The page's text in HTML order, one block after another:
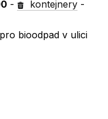
- kontejnery -
bioodpad v ulici